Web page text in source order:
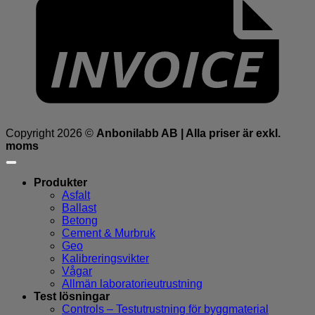
Copyright 2026 © Anbonilabb AB | Alla priser är exkl.
moms
Produkter
Asfalt
Ballast
Betong
Cement & Murbruk
Geo
Kalibreringsvikter
Vågar
Allmän laboratorieutrustning
Test lösningar
Controls – Testutrustning för byggmaterial